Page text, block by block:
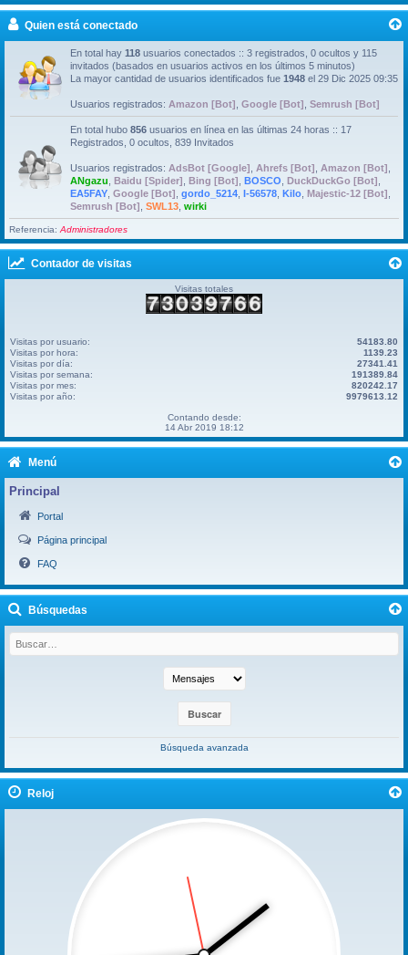
Menú
Principal
Portal
Página principal
FAQ
Búsquedas
Búsqueda avanzada
Reloj
Quien está conectado
En total hay 118 usuarios conectados :: 3 registrados, 0 ocultos y 115
invitados (basados en usuarios activos en los últimos 5 minutos)
La mayor cantidad de usuarios identificados fue 1948 el 29 Dic 2025 09:35
Usuarios registrados: Amazon [Bot] Google [Bot] Semrush [Bot]
En total hubo 856 usuarios en línea en las últimas 24 horas :: 17
Registrados, 0 ocultos, 839 Invitados
Usuarios registrados: AdsBot [Google] Ahrefs [Bot] Amazon [Bot]
ANgazu Baidu [Spider] Bing [Bot] BOSCO DuckDuckGo [Bot]
EA5FAY Google [Bot] gordo_5214 I-56578 Kilo Majestic-12 [Bot]
Semrush [Bot] SWL13 wirki
Referencia: Administradores
Contador de visitas
Visitas totales
Visitas por usuario:
54183.80
Visitas por hora:
1139.23
Visitas por día:
27341.41
Visitas por semana:
191389.84
Visitas por mes:
820242.17
Visitas por año:
9979613.12
Contando desde:
14 Abr 2019 18:12